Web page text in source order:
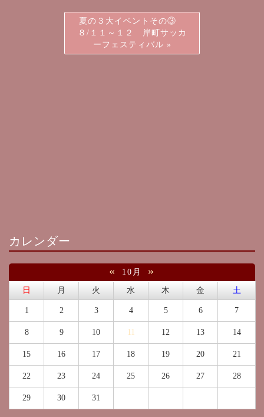
夏の３大イベントその③
８/１１～１２ 岸町サッカ
ーフェスティバル »
カレンダー
« 10月 »
日 月 火 水 木 金 土
1 2 3 4 5 6 7
8 9 10 11 12 13 14
15 16 17 18 19 20 21
22 23 24 25 26 27 28
29 30 31